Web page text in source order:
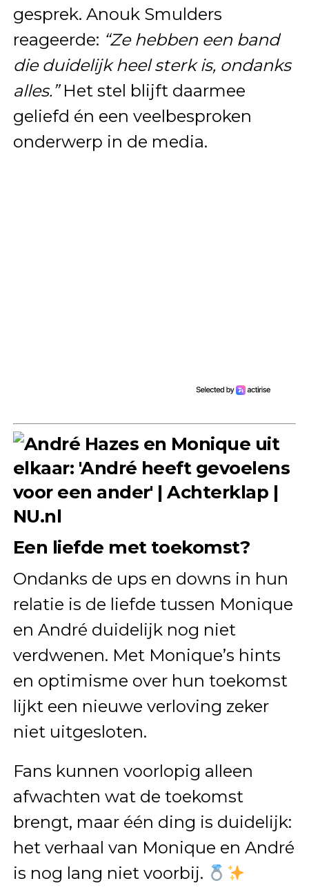
gesprek. Anouk Smulders
reageerde: “Ze hebben een band
die duidelijk heel sterk is, ondanks
alles.”Het stel blijft daarmee
geliefd én een veelbesproken
onderwerp in de media.
Een liefde met toekomst?
Ondanks de ups en downs in hun
relatie is de liefde tussen Monique
en André duidelijk nog niet
verdwenen. Met Monique’s hints
en optimisme over hun toekomst
lijkt een nieuwe verloving zeker
niet uitgesloten.
Fans kunnen voorlopig alleen
afwachten wat de toekomst
brengt, maar één ding is duidelijk:
het verhaal van Monique en André
is nog lang niet voorbij.